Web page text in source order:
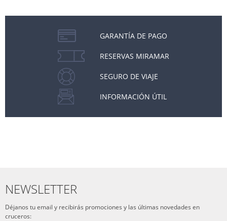
GARANTÍA DE PAGO
RESERVAS MIRAMAR
SEGURO DE VIAJE
INFORMACIÓN ÚTIL
NEWSLETTER
Déjanos tu email y recibirás promociones y las últimas novedades en
cruceros: